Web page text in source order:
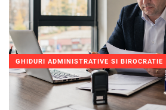
GHIDURI ADMINISTRATIVE SI BIROCRATIE